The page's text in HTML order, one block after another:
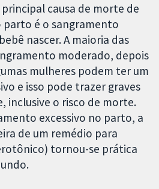
causa de morte de
parto é o sangramento
nascer. A maioria das
moderado, depois
mulheres podem ter um
e isso pode trazer graves
inclusive o risco de morte.
excessivo no parto, a
de um remédio para
tornou-se prática